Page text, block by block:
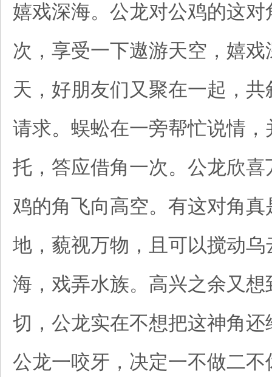
嬉戏深海。公龙对公鸡的这
次，享受一下遨游天空，嬉
天，好朋友们又聚在一起，
请求。蜈蚣在一旁帮忙说情
托，答应借角一次。公龙欣
鸡的角飞向高空。有这对角
地，藐视万物，且可以搅动
海，戏弄水族。高兴之余又
切，公龙实在不想把这神角
公龙一咬牙，决定一不做二